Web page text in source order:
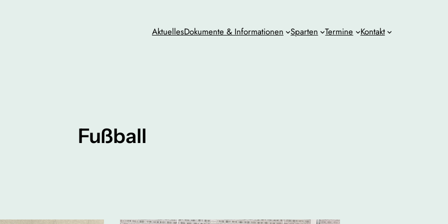
AktuellesDokumente & Informationen Sparten Termine Kontakt
Fußball